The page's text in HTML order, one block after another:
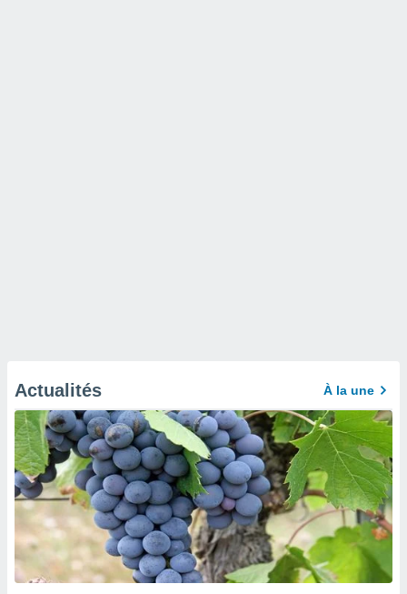
Actualités À la une